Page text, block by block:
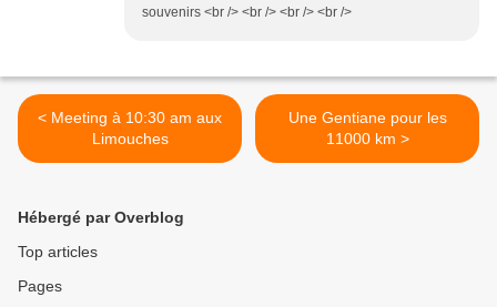
souvenirs <br /> <br /> <br /> <br />
< Meeting à 10:30 am aux
Limouches
Une Gentiane pour les
11000 km >
Hébergé par Overblog
Top articles
Pages